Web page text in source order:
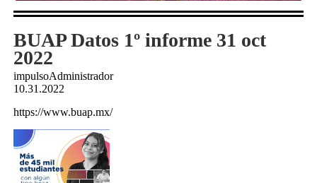
BUAP Datos 1º informe 31 oct
2022
impulsoAdministrador
10.31.2022
https://www.buap.mx/